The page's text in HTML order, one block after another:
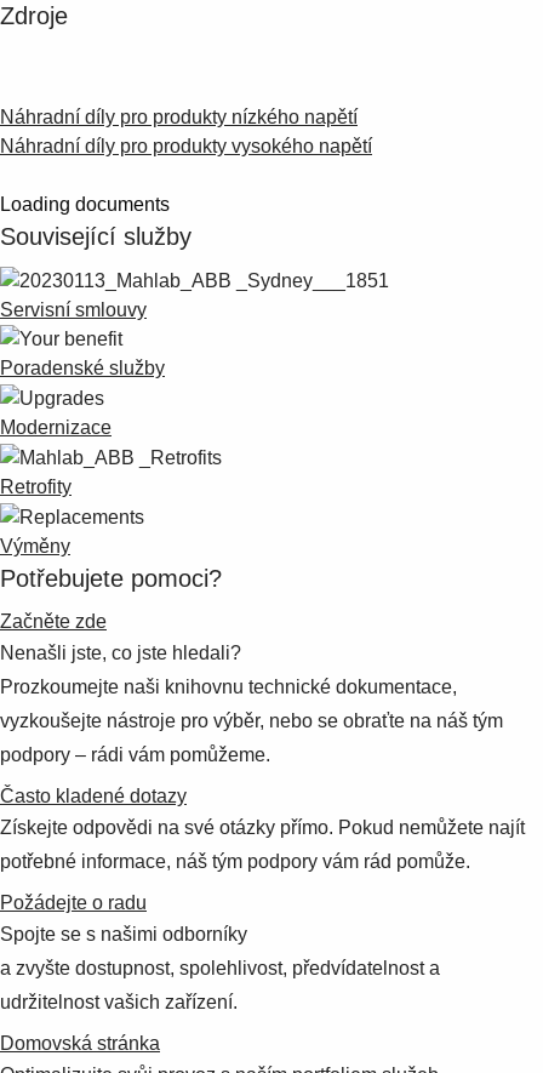
Zdroje
Náhradní díly pro produkty nízkého napětí
Náhradní díly pro produkty vysokého napětí
Loading documents
Související služby
Servisní smlouvy
Poradenské služby
Modernizace
Retrofity
Výměny
Potřebujete pomoci?
Začněte zde
Nenašli jste, co jste hledali?
Prozkoumejte naši knihovnu technické dokumentace,
vyzkoušejte nástroje pro výběr, nebo se obraťte na náš tým
podpory – rádi vám pomůžeme.
Často kladené dotazy
Získejte odpovědi na své otázky přímo. Pokud nemůžete najít
potřebné informace, náš tým podpory vám rád pomůže.
Požádejte o radu
Spojte se s našimi odborníky
a zvyšte dostupnost, spolehlivost, předvídatelnost a
udržitelnost vašich zařízení.
Domovská stránka